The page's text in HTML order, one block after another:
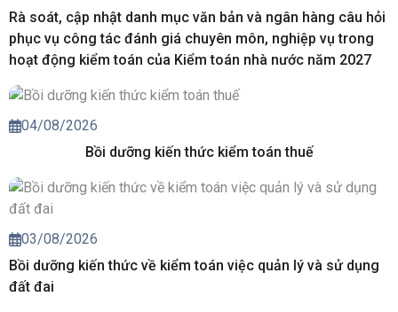
Rà soát, cập nhật danh mục văn bản và ngân hàng câu hỏi
phục vụ công tác đánh giá chuyên môn, nghiệp vụ trong
hoạt động kiểm toán của Kiểm toán nhà nước năm 2027
04/08/2026
Bồi dưỡng kiến thức kiểm toán thuế
03/08/2026
Bồi dưỡng kiến thức về kiểm toán việc quản lý và sử dụng
đất đai